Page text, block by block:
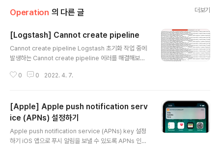
Operation 의 다른 글 더보기
[Logstash] Cannot create pipeline
Cannot create pipeline Logstash 초기화 작업 중에
발생하는 Cannot create pipeline 에러를 해결해보자.
22-04-04T23:59:29,598][ERROR][logstash.ag
utput \n "} /var/log/logstash/logstash-plain.log에
출력된 로그 발생 원인 발생 환경 ubuntu 18.04 발생 조
건 잘못된 설정 파일 Logstash 설정 파일이 제대로 작성
되지 않아서 Logstash가 초기화되는 ..
0 0 2022. 4. 7.
[Apple] Apple push notification serv
ice (APNs) 설정하기
Apple push notification service (APNs) key 설정
하기 iOS 앱으로 푸시 알림을 보낼 수 있도록 APNs 인증